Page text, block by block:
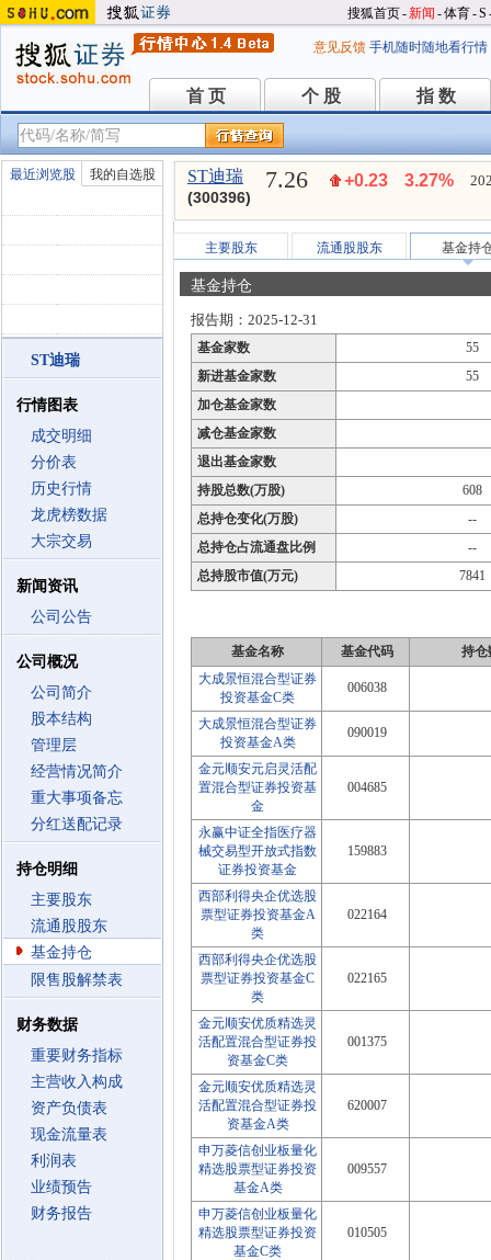
搜狐首页-新闻 -体育-S
意见反馈 手机随时随地看行情
首 页
首 页 个 股
个 股 指 数
指 数
最近浏览股 我的自选股
ST迪瑞
行情图表
成交明细
分价表
历史行情
龙虎榜数据
大宗交易
新闻资讯
公司公告
公司概况
公司简介
股本结构
管理层
经营情况简介
重大事项备忘
分红送配记录
持仓明细
主要股东
流通股股东
基金持仓
限售股解禁表
财务数据
重要财务指标
主营收入构成
资产负债表
现金流量表
利润表
业绩预告
财务报告
ST迪瑞
(300396)
7.26 +0.23 3.27%
主要股东 流通股股东 基金持
基金持仓
报告期：2025-12-31
基金家数
55
新进基金家数
55
加仓基金家数
减仓基金家数
退出基金家数
持股总数(万股)
608
总持仓变化(万股)
--
总持仓占流通盘比例
--
总持股市值(万元)
7841
基金名称 基金代码
持仓
大成景恒混合型证券
投资基金C类
006038
大成景恒混合型证券
投资基金A类
090019
金元顺安元启灵活配
置混合型证券投资基
金
004685
永赢中证全指医疗器
械交易型开放式指数
证券投资基金
159883
西部利得央企优选股
票型证券投资基金A
类
022164
西部利得央企优选股
票型证券投资基金C
类
022165
金元顺安优质精选灵
活配置混合型证券投
资基金C类
001375
金元顺安优质精选灵
活配置混合型证券投
资基金A类
620007
申万菱信创业板量化
精选股票型证券投资
基金A类
009557
申万菱信创业板量化
精选股票型证券投资
基金C类
010505